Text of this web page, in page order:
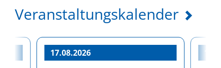
Veranstaltungskalender
17.08.2026